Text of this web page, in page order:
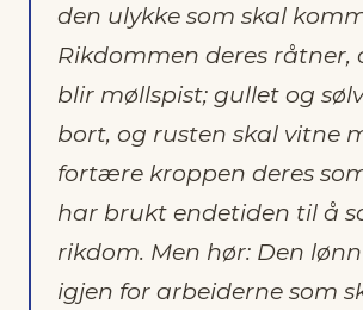
den ulykke som skal
Rikdommen deres
blir møllspist; gullet og
bort, og rusten skal vitne
fortære kroppen deres
har brukt endetiden til å
rikdom. Men hør: Den
igjen for arbeiderne som